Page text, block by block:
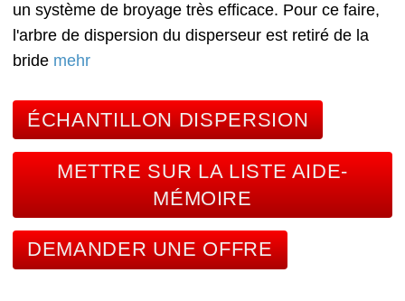
un système de broyage très efficace. Pour ce faire,
l'arbre de dispersion du disperseur est retiré de la
bride mehr
ÉCHANTILLON DISPERSION
METTRE SUR LA LISTE AIDE-
MÉMOIRE
DEMANDER UNE OFFRE